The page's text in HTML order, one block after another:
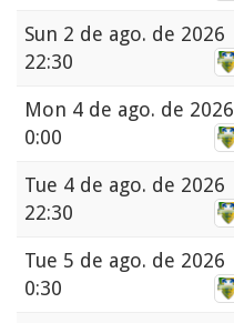
Sun 2 de ago. de 2026
22:30
Mon 4 de ago. de 2026
0:00
Tue 4 de ago. de 2026
22:30
Tue 5 de ago. de 2026
0:30